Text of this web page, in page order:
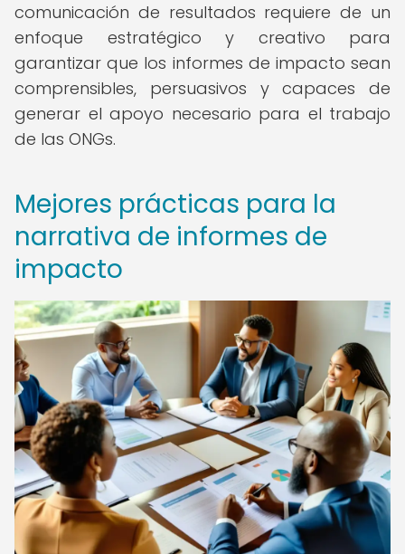
comunicación de resultados requiere de un
enfoque estratégico y creativo para
garantizar que los informes de impacto sean
comprensibles, persuasivos y capaces de
generar el apoyo necesario para el trabajo
de las ONGs.
Mejores prácticas para la
narrativa de informes de
impacto